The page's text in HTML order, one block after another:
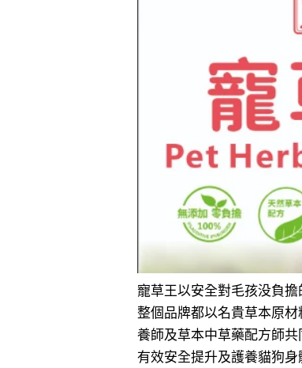
寵草王以安全對毛孩没負
整個品牌都以名貴草本原
養師及草本中草藥配方師
有效安全提升及護養貓狗